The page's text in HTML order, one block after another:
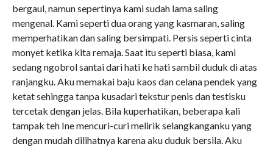
bergaul, namun sepertinya kami sudah lama saling
mengenal. Kami seperti dua orang yang kasmaran, saling
memperhatikan dan saling bersimpati. Persis seperti cinta
monyet ketika kita remaja. Saat itu seperti biasa, kami
sedang ngobrol santai dari hati ke hati sambil duduk di atas
ranjangku. Aku memakai baju kaos dan celana pendek yang
ketat sehingga tanpa kusadari tekstur penis dan testisku
tercetak dengan jelas. Bila kuperhatikan, beberapa kali
tampak teh Ine mencuri-curi melirik selangkanganku yang
dengan mudah dilihatnya karena aku duduk bersila. Aku